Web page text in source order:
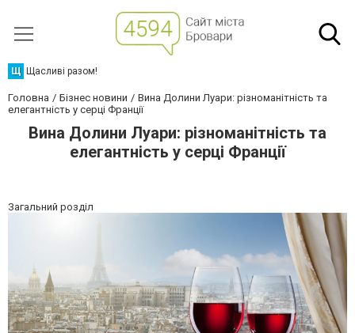
Щ Щасливі разом!
Головна Бізнес новини
Вина Долини Луари: різноманітність та
елегантність у серці Франції
Вина Долини Луари: різноманітність та
елегантність у серці Франції
Загальний розділ